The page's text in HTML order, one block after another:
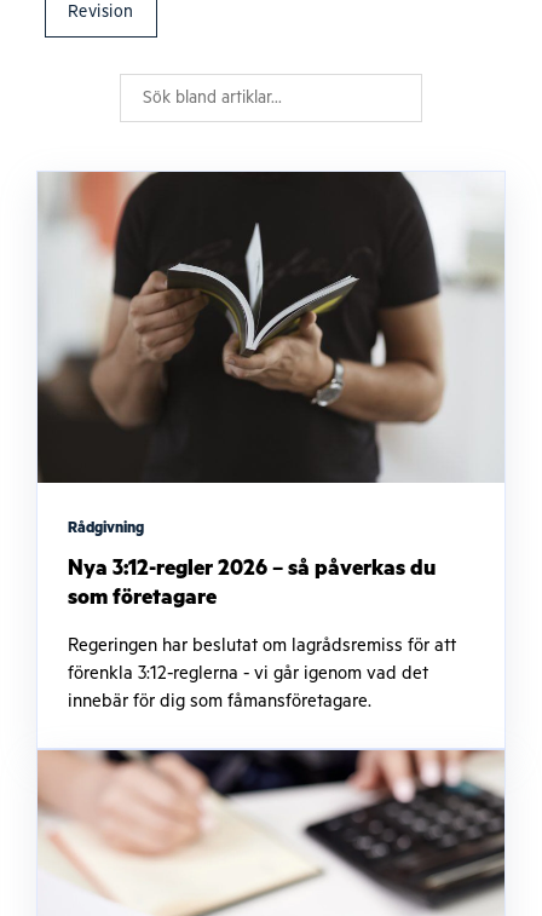
Revision
Rådgivning
Nya 3:12-regler 2026 – så påverkas du
som företagare
Regeringen har beslutat om lagrådsremiss för att
förenkla 3:12-reglerna - vi går igenom vad det
innebär för dig som fåmansföretagare.